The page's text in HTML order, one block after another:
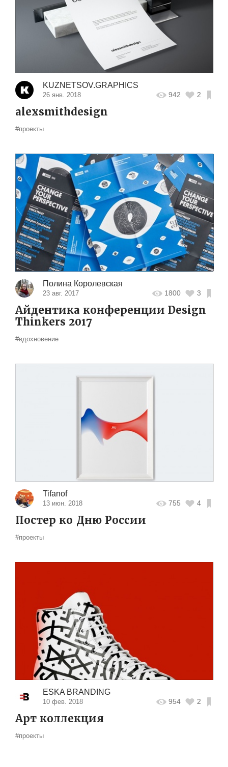
KUZNETSOV.GRAPHICS
26 янв. 2018 942 2
alexsmithdesign
#проекты
Полина Королевская
23 авг. 2017 1800 3
Айдентика конференции Design
Thinkers 2017
#вдохновение
Tifanof
13 июн. 2018 755 4
Постер ко Дню России
#проекты
ESKA BRANDING
10 фев. 2018 954 2
Арт коллекция
#проекты